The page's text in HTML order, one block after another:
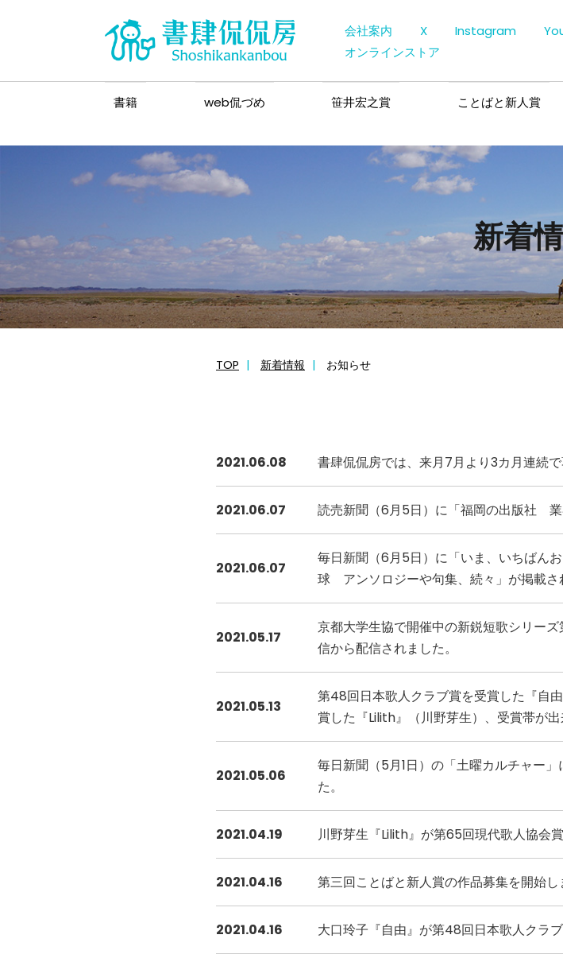
会社案内 X Instagram
オンラインストア
書籍 web侃づめ 笹井宏之賞 ことばと新人賞
新着
TOP 新着情報 お知らせ
2021.06.08 書肆侃侃房では、来月7月より3カ月連続
2021.06.07 読売新聞（6月5日）に「福岡の出版社 業
2021.06.07
毎日新聞（6月5日）に「いま、いちばん
球 アンソロジーや句集、続々」が掲載さ
2021.05.17
京都大学生協で開催中の新鋭短歌シリー
信から配信されました。
2021.05.13
第48回日本歌人クラブ賞を受賞した『自
賞した『Lilith』（川野芽生）、受賞帯が出
2021.05.06
毎日新聞（5月1日）の「土曜カルチャー
た。
2021.04.19 川野芽生『Lilith』が第65回現代歌人協会賞
2021.04.16 第三回ことばと新人賞の作品募集を開始し
2021.04.16 大口玲子『自由』が第48回日本歌人クラブ